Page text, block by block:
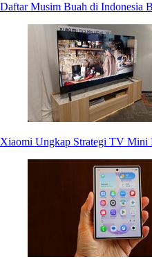
Daftar Musim Buah di Indonesia
Xiaomi Ungkap Strategi TV Mini